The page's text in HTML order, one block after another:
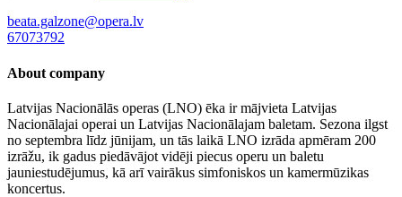
beata.galzone@opera.lv
67073792
About company
Latvijas Nacionālās operas (LNO) ēka ir mājvieta Latvijas
Nacionālajai operai un Latvijas Nacionālajam baletam. Sezona ilgst
no septembra līdz jūnijam, un tās laikā LNO izrāda apmēram 200
izrāžu, ik gadus piedāvājot vidēji piecus operu un baletu
jauniestudējumus, kā arī vairākus simfoniskos un kamermūzikas
koncertus.